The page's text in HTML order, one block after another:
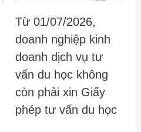
Từ 01/07/2026,
doanh nghiệp kinh
doanh dịch vụ tư
vấn du học không
còn phải xin Giấy
phép tư vấn du học